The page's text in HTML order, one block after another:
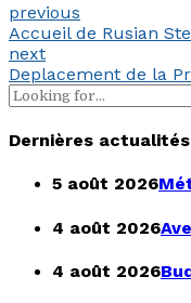
previous
Accueil de Rusian
next
Deplacement de la
Dernières actualités
5 août 2026
4 août 2026
4 août 2026